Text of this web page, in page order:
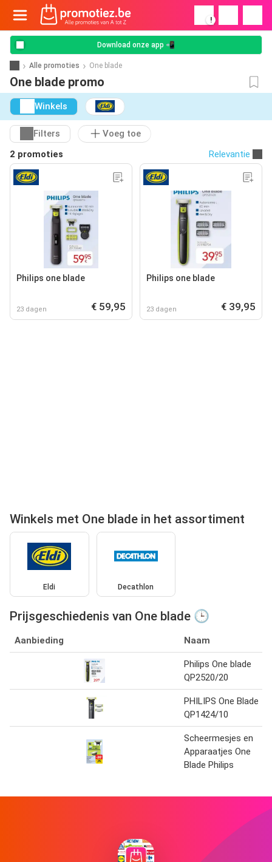
!
Download onze app 📲
Alle promoties One blade
One blade promo
Winkels
Filters
Voeg toe
2 promoties
Relevantie
Philips one blade
23 dagen € 59,95
Philips one blade
23 dagen € 39,95
Winkels met One blade in het assortiment
Eldi Decathlon
Prijsgeschiedenis van One blade 🕒
Aanbieding Naam
Philips One blade
QP2520/20
PHILIPS One Blade
QP1424/10
Scheermesjes en
Apparaatjes One
Blade Philips